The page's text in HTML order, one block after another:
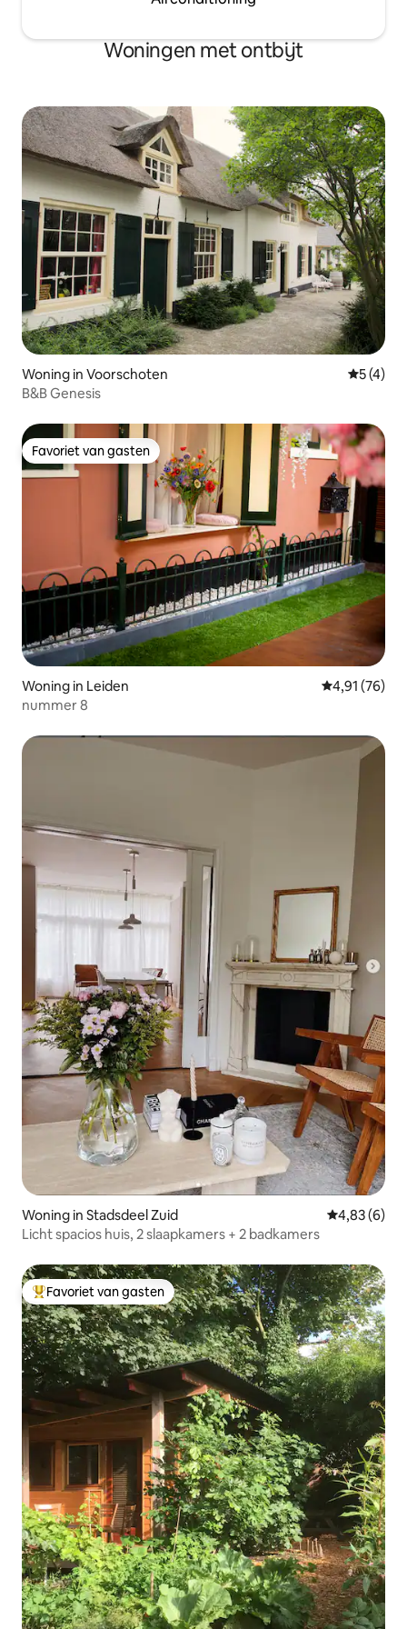
Woningen met ontbijt
Woning in Voorschoten
5 (4)
B&B Genesis
Favoriet van gasten
Favoriet van gasten
Woning in Leiden Gemiddelde
4,91 (76)
nummer 8
Woning in Stadsdeel Zuid Gemiddelde
4,83 (6)
Licht spacios huis, 2 slaapkamers + 2 badkamers
Topfavoriet van gasten
Favoriet van gasten